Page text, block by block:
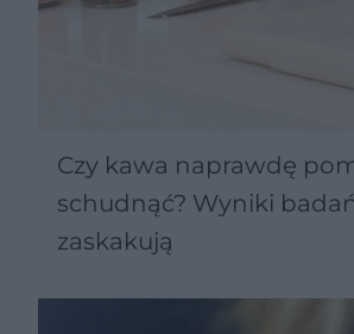
Czy kawa naprawdę
schudnąć? Wyniki
zaskakują